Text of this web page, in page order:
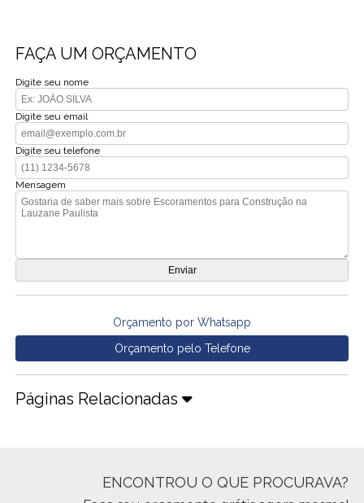
FAÇA UM ORÇAMENTO
Digite seu nome
Digite seu email
Digite seu telefone
Mensagem
Orçamento por Whatsapp
Orçamento pelo Telefone
Páginas Relacionadas
ENCONTROU O QUE PROCURAVA?